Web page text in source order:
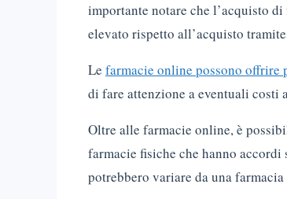
importante notare che l’acquisto
elevato rispetto all’acquisto
Le farmacie online possono offrire
di fare attenzione a eventuali costi
Oltre alle farmacie online, è
farmacie fisiche che hanno
potrebbero variare da una